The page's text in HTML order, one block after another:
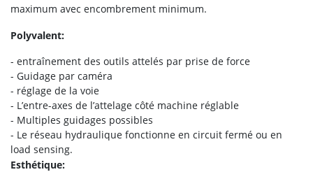
maximum avec encombrement minimum.
Polyvalent:
- entraînement des outils attelés par prise de force
- Guidage par caméra
- réglage de la voie
- L’entre-axes de l’attelage côté machine réglable
- Multiples guidages possibles
- Le réseau hydraulique fonctionne en circuit fermé ou en
load sensing.
Esthétique: